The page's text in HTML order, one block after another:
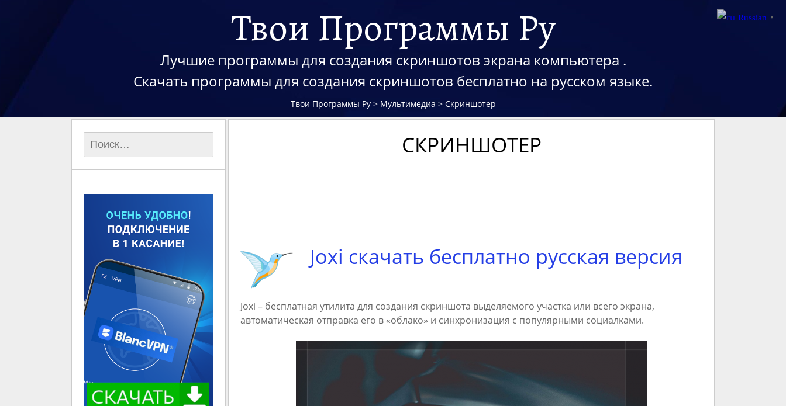
Твои Программы Ру
Лучшие программы для создания скриншотов экрана компьютера .
Скачать программы для создания скриншотов бесплатно на русском языке.
Твои Программы Ру> Мультимедиа > Скриншотер
СКРИНШОТЕР
Joxi скачать бесплатно русская версия
Joxi – бесплатная утилита для создания скриншота выделяемого участка или всего экрана,
автоматическая отправка его в «облако» и синхронизация с популярными социалками.
Russian ▼